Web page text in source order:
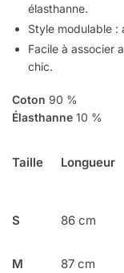
élasthanne.
Style modulable :
Facile à associer
chic.
Coton 90 %
Élasthanne 10 %
Taille Longueur
S 86 cm
M 87 cm